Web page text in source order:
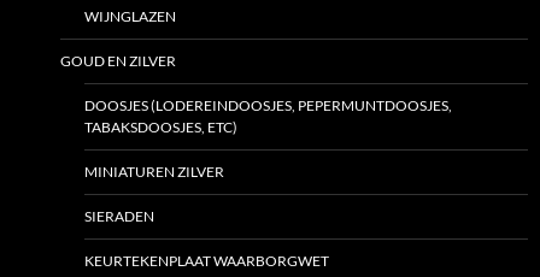
WIJNGLAZEN
GOUD EN ZILVER
DOOSJES (LODEREINDOOSJES, PEPERMUNTDOOSJES,
TABAKSDOOSJES, ETC)
MINIATUREN ZILVER
SIERADEN
KEURTEKENPLAAT WAARBORGWET